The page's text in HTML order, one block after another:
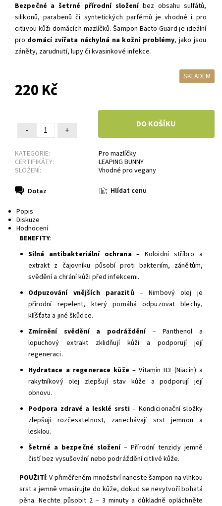
Bezpečné a šetrné přírodní složeníbez obsahu sulfátů,
silikonů, parabenů či syntetických parfémů je vhodné i pro
citlivou kůži domácích mazlíčků. Šampon Bacto Guard je ideální
pro domácí zvířata náchylná na kožní problémy, jako jsou
záněty, zarudnutí, lupy či kvasinkové infekce.
SKLADEM
220 Kč
- +
KATEGORIE:
Pro mazlíčky
CERTIFIKÁTY:
LEAPING BUNNY
SLOŽENÍ:
Vhodné pro vegany
Dotaz Hlídat cenu
Popis
Diskuze
Hodnocení
BENEFITY:
Silná antibakteriální ochrana– Koloidní stříbro a
extrakt z čajovníku působí proti bakteriím, zánětům,
svědění a chrání kůži před infekcemi.
Odpuzování vnějších parazitů– Nimbový olej je
přírodní repelent, který pomáhá odpuzovat blechy,
klíšťata a jiné škůdce.
Zmírnění svědění a podráždění– Panthenol a
lopuchový extrakt zklidňují kůži a podporují její
regeneraci.
Hydratace a regenerace kůže – Vitamin B3 (Niacin) a
rakytníkový olej zlepšují stav kůže a podporují její
obnovu.
Podpora zdravé a lesklé srsti – Kondicionační složky
zlepšují rozčesatelnost, zanechávají srst jemnou a
lesklou.
Šetrné a bezpečné složení– Přírodní tenzidy jemně
čistí bez vysušování nebo podráždění citlivé kůže.
POUŽITÍ: V přiměřeném množství naneste šampon na vlhkou
srst a jemně vmasírujte do kůže, dokud se nevytvoří bohatá
pěna. Nechte působit 2 – 3 minuty a důkladně opláchněte